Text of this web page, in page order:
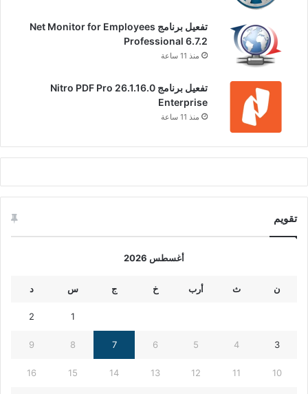
تفعيل برنامج Net Monitor for Employees
Professional 6.7.2
منذ 11 ساعة
تفعيل برنامج Nitro PDF Pro 26.1.16.0
Enterprise
منذ 11 ساعة
تقويم
أغسطس 2026
ن ث أرب خ ج س د
1
2
3
4
5
6
7
8
9
10
11
12
13
14
15
16